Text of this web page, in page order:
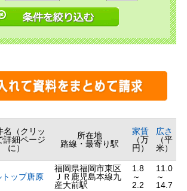
名（クリッ
詳細ページ
に）
所在地
路線・最寄り駅
家賃
（万
円）
広さ
（平
米）
トップ唐原
福岡県福岡市東区
ＪＲ鹿児島本線九
産大前駅
1.8
～
2.2
11.0
～
14.7